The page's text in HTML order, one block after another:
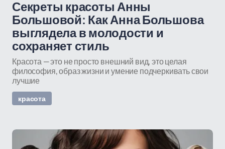
Секреты красоты Анны
Большовой: Как Анна Большова
выглядела в молодости и
сохраняет стиль
Красота — это не просто внешний вид, это целая
философия, образ жизни и умение подчеркивать свои
лучшие
красота